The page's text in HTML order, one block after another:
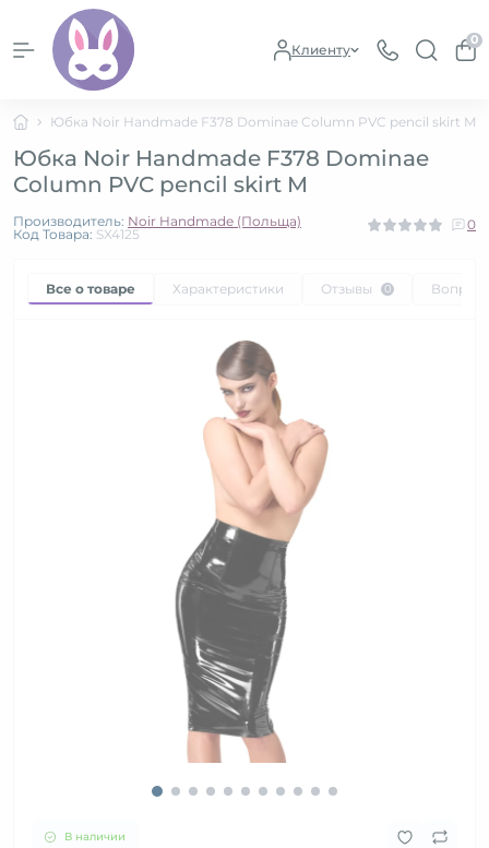
Клиенту
0
Юбка Noir Handmade F378 Dominae Column PVC pencil skirt M
Юбка Noir Handmade F378 Dominae
Column PVC pencil skirt M
Производитель: Noir Handmade (Польща)
Код Товара: SX4125
0
Все о товаре Характеристики Отзывы 0
В наличии